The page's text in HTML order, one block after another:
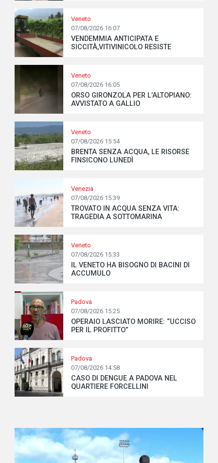
Veneto
07/08/2026 16:07
VENDEMMIA ANTICIPATA E
SICCITÀ,VITIVINICOLO RESISTE
Veneto
07/08/2026 16:05
ORSO GIRONZOLA PER L’ALTOPIANO:
AVVISTATO A GALLIO
Veneto
07/08/2026 15:54
BRENTA SENZA ACQUA, LE RISORSE
FINSICONO LUNEDÌ
Venezia
07/08/2026 15:39
TROVATO IN ACQUA SENZA VITA:
TRAGEDIA A SOTTOMARINA
Veneto
07/08/2026 15:33
IL VENETO HA BISOGNO DI BACINI DI
ACCUMULO
Padova
07/08/2026 15:25
OPERAIO LASCIATO MORIRE: “UCCISO
PER IL PROFITTO”
Padova
07/08/2026 14:58
CASO DI DENGUE A PADOVA NEL
QUARTIERE FORCELLINI